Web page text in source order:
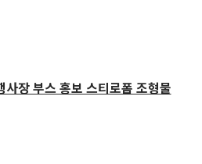
장 부스 홍보 스티로폼 조형물